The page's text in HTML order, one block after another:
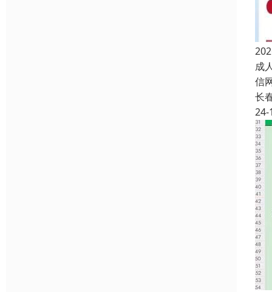
成
信
长
24-